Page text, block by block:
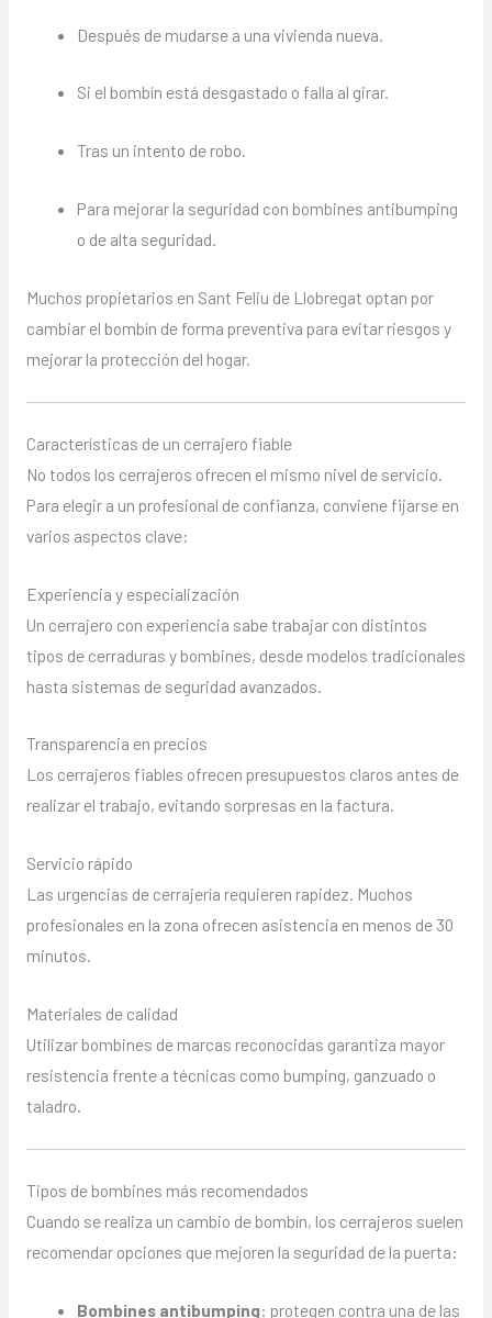
Después de mudarse a una vivienda nueva.
Si el bombín está desgastado o falla al girar.
Tras un intento de robo.
Para mejorar la seguridad con bombines antibumping
o de alta seguridad.
Muchos propietarios en Sant Feliu de Llobregat optan por
cambiar el bombín de forma preventiva para evitar riesgos y
mejorar la protección del hogar.
Características de un cerrajero fiable
No todos los cerrajeros ofrecen el mismo nivel de servicio.
Para elegir a un profesional de confianza, conviene fijarse en
varios aspectos clave:
Experiencia y especialización
Un cerrajero con experiencia sabe trabajar con distintos
tipos de cerraduras y bombines, desde modelos tradicionales
hasta sistemas de seguridad avanzados.
Transparencia en precios
Los cerrajeros fiables ofrecen presupuestos claros antes de
realizar el trabajo, evitando sorpresas en la factura.
Servicio rápido
Las urgencias de cerrajería requieren rapidez. Muchos
profesionales en la zona ofrecen asistencia en menos de 30
minutos.
Materiales de calidad
Utilizar bombines de marcas reconocidas garantiza mayor
resistencia frente a técnicas como bumping, ganzuado o
taladro.
Tipos de bombines más recomendados
Cuando se realiza un cambio de bombín, los cerrajeros suelen
recomendar opciones que mejoren la seguridad de la puerta:
Bombines antibumping: protegen contra una de las